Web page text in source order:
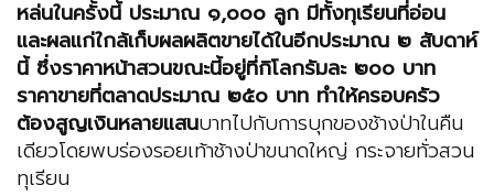
หล่นในครั้งนี้ ประมาณ ๑,๐๐๐ ลูก มีทั้งทุเรียนที่อ่อน
และผลแก่ใกล้เก็บผลผลิตขายได้ในอีกประมาณ ๒ สับดาห์
นี้ ซึ่งราคาหน้าสวนขณะนี้อยู่ที่กิโลกรัมละ ๒๐๐ บาท
ราคาขายที่ตลาดประมาณ ๒๕๐ บาท ทำให้ครอบครัว
ต้องสูญเงินหลายแสนบาทไปกับการบุกของช้างป่าในคืน
เดียวโดยพบร่องรอยเท้าช้างป่าขนาดใหญ่ กระจายทั่วสวน
ทุเรียน